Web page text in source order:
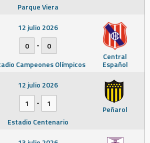
Parque Viera
Central
Español
12 julio 2026
0
-
0
Campeones Olímpicos
Peñarol
12 julio 2026
1
-
1
Estadio Centenario